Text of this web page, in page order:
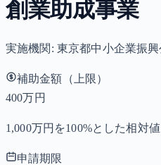
創業助成事業
実施機関: 東京都中小企業振
補助金額（上限）
400万円
1,000万円を100%とした相対値
申請期限